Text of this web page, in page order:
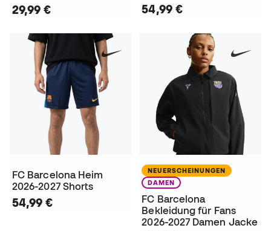
29,99 € 54,99 €
FC Barcelona Heim
2026-2027 Shorts
54,99 €
NEUERSCHEINUNGEN
DAMEN
FC Barcelona
Bekleidung für Fans
2026-2027 Damen Jacke